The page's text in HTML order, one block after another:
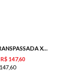
CAMISA TRANSPASSADA XADREZ -MARINHO
R$ 147,60
147 60